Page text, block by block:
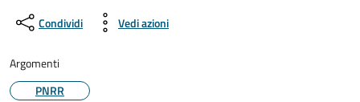
Condividi Vedi azioni
Argomenti
PNRR